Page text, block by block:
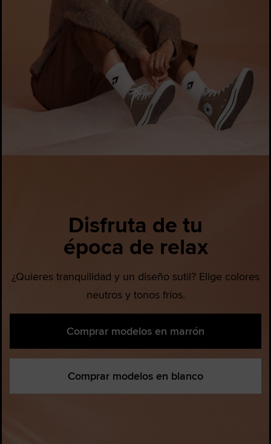
Disfruta de tu
época de relax
¿Quieres tranquilidad y un diseño sutil? Elige colores
neutros y tonos fríos.
Comprar modelos en marrón
Comprar modelos en blanco